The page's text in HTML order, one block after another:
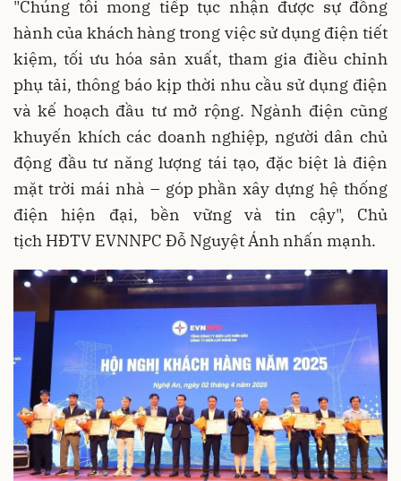
"Chúng tôi mong tiếp tục nhận được sự đồng
hành của khách hàng trong việc sử dụng điện tiết
kiệm, tối ưu hóa sản xuất, tham gia điều chỉnh
phụ tải, thông báo kịp thời nhu cầu sử dụng điện
và kế hoạch đầu tư mở rộng. Ngành điện cũng
khuyến khích các doanh nghiệp, người dân chủ
động đầu tư năng lượng tái tạo, đặc biệt là điện
mặt trời mái nhà – góp phần xây dựng hệ thống
điện hiện đại, bền vững và tin cậy", Chủ
tịch HĐTV EVNNPC Đỗ Nguyệt Ánh nhấn mạnh.